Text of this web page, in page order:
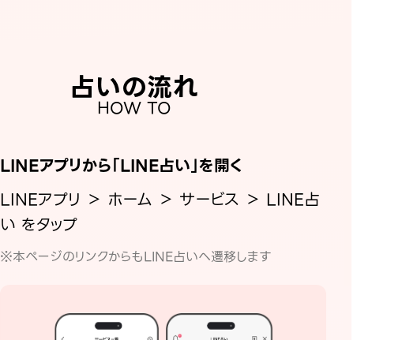
占いの流れ
HOW TO
LINEアプリから「LINE占い」を開く
LINEアプリ ＞ ホーム ＞ サービス ＞ LINE占
い をタップ
※本ページのリンクからもLINE占いへ遷移します